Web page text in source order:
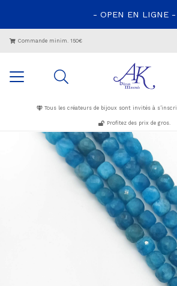
- OPEN EN LIGNE -
Commande minim. 150€
Tous les créateurs de bijoux sont invités à
Profitez des prix de gros.